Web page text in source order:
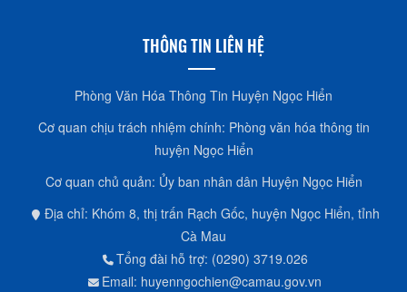
THÔNG TIN LIÊN HỆ
Phòng Văn Hóa Thông Tin Huyện Ngọc Hiển
Cơ quan chịu trách nhiệm chính: Phòng văn hóa thông tin
huyện Ngọc Hiển
Cơ quan chủ quản: Ủy ban nhân dân Huyện Ngọc Hiển
Địa chỉ: Khóm 8, thị trấn Rạch Gốc, huyện Ngọc Hiển, tỉnh
Cà Mau
Tổng đài hỗ trợ: (0290) 3719.026
Email: huyenngochien@camau.gov.vn